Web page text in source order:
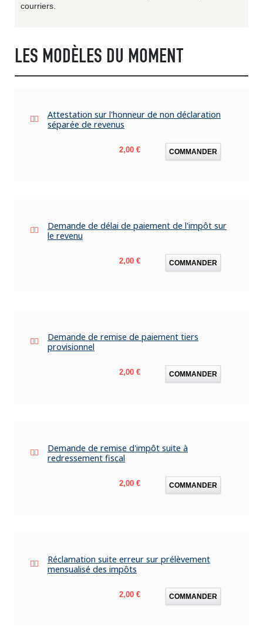
courriers.
LES MODÈLES DU MOMENT
Attestation sur l'honneur de non déclaration
séparée de revenus
Prix
2,00 € COMMANDER
Demande de délai de paiement de l'impôt sur
le revenu
Prix
2,00 € COMMANDER
Demande de remise de paiement tiers
provisionnel
Prix
2,00 € COMMANDER
Demande de remise d'impôt suite à
redressement fiscal
Prix
2,00 € COMMANDER
Réclamation suite erreur sur prélèvement
mensualisé des impôts
Prix
2,00 € COMMANDER